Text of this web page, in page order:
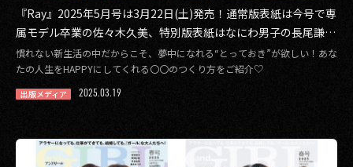
イベント
タテドラ
2026
PRIVACY POLICY
『Ray』2025年5月号は3月22日(土)発売！通常版表紙は今号で専
属モデル卒業の佐々木久美、特別版表紙はなにわ男子の長尾謙杜
さんが『Ray』ソロ初表紙を飾る！
慣れない新生活の中だからこそ、夢中になれる“とっておき”が欲しい！あな
たの人生をHAPPYにしてくれる〇〇のつくり方をご紹介♡
出版メディア 2025.03.19